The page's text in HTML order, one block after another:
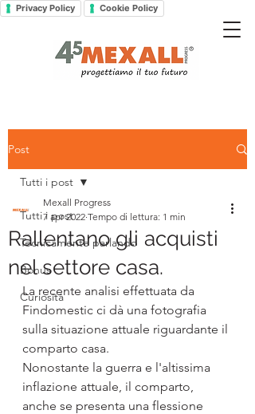
Privacy Policy Cookie Policy
Post
Tutti i post
Tecnicamente parlando
Bonus
Curiosità
Tutti i post
Rallentano gli acquisti
nel settore casa.
Mexall Progress
7 apr 2022 Tempo di lettura: 1 min
La recente analisi effettuata da
Findomestic ci dà una fotografia
sulla situazione attuale riguardante il
comparto casa.
Nonostante la guerra e l'altissima
inflazione attuale, il comparto,
anche se presenta una flessione